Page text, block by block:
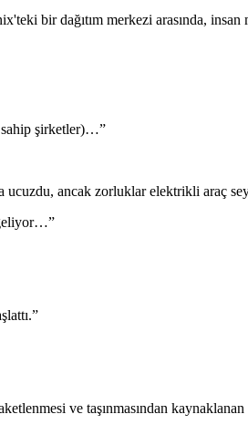
bir dağıtım merkezi arasında,
sahip şirketler)…”
ancak zorluklar elektrikli araç
ve taşınmasından